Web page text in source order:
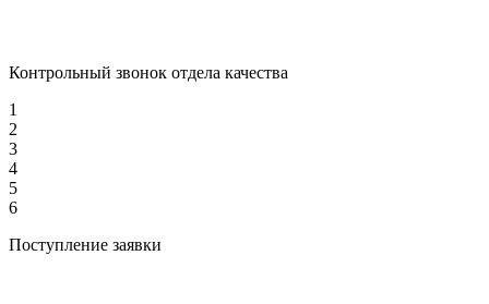
Контрольный звонок отдела качества
1
2
3
4
5
6
Поступление заявки